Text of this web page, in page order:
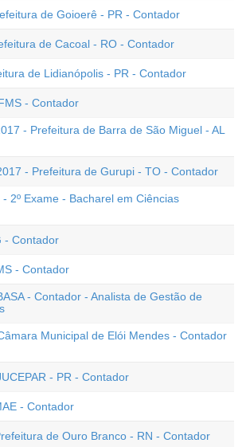
de Goioerê - PR - Contador
de Cacoal - RO - Contador
de Lidianópolis - PR - Contador
- Contador
- Prefeitura de Barra de São Miguel - AL
- Prefeitura de Gurupi - TO - Contador
2º Exame - Bacharel em Ciências
- Contador
- Contador
- Contador - Analista de Gestão de
Municipal de Elói Mendes - Contador
- PR - Contador
- Contador
de Ouro Branco - RN - Contador